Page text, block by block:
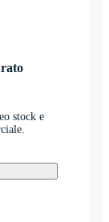
stock e